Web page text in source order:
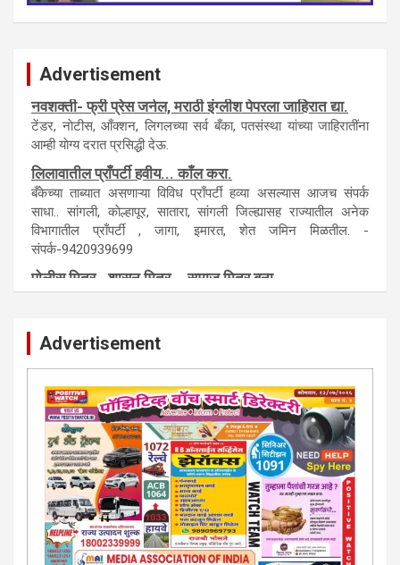
Advertisement
नवशक्ती- फ्री प्रेस जर्नल, मराठी इंग्लीश पेपरला जाहिरात द्या.
टेंडर, नाेटीस, आँक्शन, लिगलच्या सर्व बँका, पतसंस्था यांच्या जाहिरातींना
आम्ही याेग्य दरात प्रसिद्धी देऊ.
लिलावातील प्राँपर्टी हवीय... काँल करा.
बँकेच्या ताब्यात असणाऱ्या विविध प्राँपर्टी हव्या असल्यास आजच संपर्क
साधा.. सांगली, काेल्हापूर, सातारा, सांगली जिल्ह्यासह राज्यातील अनेक
विभागातील प्राँपर्टी , जागा, इमारत, शेत जमिन मिळतील. -
संपर्क-9420939699
कायदेशीर सल्ला या मार्गदर्शन पाहिजे. संपर्क साधा-
परिस्थितीनुसार तुम्ही जर आर्थिक, शैक्षणिक, सामाजिक समस्या, गुन्हेगारी,
शारीरीक त्रास, फसवणूक सारख्या प्रकरणात अडकला असाल, काेर्टाची
पायरी चढला असाल तर चिंता नकाे.. आम्ही मदत करू. मार्गदर्शन करू,
कायदेशीर सल्ला देऊ. - आजच संपर्क साधा- भारत साेनुले-8888207374
या AD सतिश कुंभार -9860944728
मराठी.. इंग्रजी पेपरला जाहिरात द्यायची संपर्क साधा..
मराठी इंग्रजी दैनिकासाठी जिल्हा, राज्य आवृत्तीसाठी जाहिराती स्विकारल्या
जातील. नवशक्ती, फ्री प्रेस जर्नल साठी तुम्हीही तुमच्या नाेटीस द्या. बँक,
13/213/4 सेल्स , डिमांड नाेटीस इतरांच्यापेक्षा वाजवी दरात आम्ही आपली
जाहिरात पब्लिश करू. माेबा. 9420939699
Advertisement